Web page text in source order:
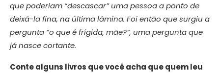
que poderiam “descascar” uma pessoa a ponto de
deixá-la fina, na última lâmina. Foi então que surgiu a
pergunta “o que é frígida, mãe?”, uma pergunta que
já nasce cortante.
Conte alguns livros que você acha que quem leu